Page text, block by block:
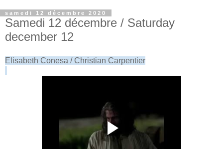
samedi 12 décembre 2020
Samedi 12 décembre / Saturday
december 12
Elisabeth Conesa / Christian Carpentier